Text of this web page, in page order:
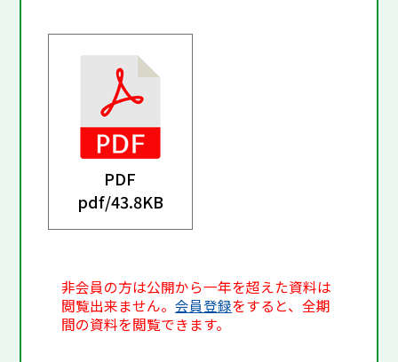
PDF
pdf/43.8KB
非会員の方は公開から一年を超えた資料は
閲覧出来ません。会員登録をすると、全期
間の資料を閲覧できます。